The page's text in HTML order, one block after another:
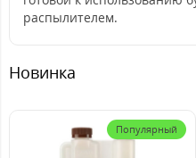
распылителем.
Новинка
Популярный